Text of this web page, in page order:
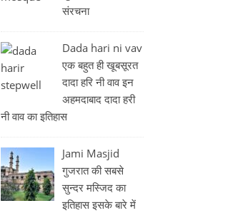
संरचना
Dada hari ni vav
एक बहुत ही खूबसूरत
दादा हरि नी वाव इन
अहमदाबाद दादा हरी
नी वाव का इतिहास
Jami Masjid
गुजरात की सबसे
सुन्दर मस्जिद का
इतिहास इसके बारे में